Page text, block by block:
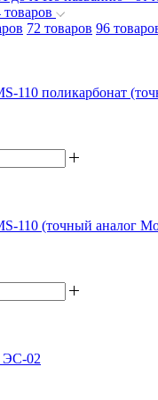
72 товаров 96
110 поликарбонат
110 (точный аналог
ЭС-02